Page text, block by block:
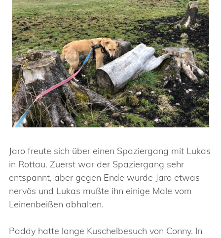
Jaro freute sich über einen Spaziergang mit Lukas
in Rottau. Zuerst war der Spaziergang sehr
entspannt, aber gegen Ende wurde Jaro etwas
nervös und Lukas mußte ihn einige Male vom
Leinenbeißen abhalten.
Paddy hatte lange Kuschelbesuch von Conny. In